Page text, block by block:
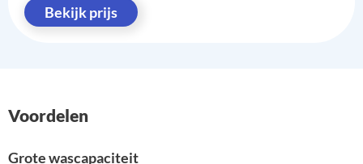
Bekijk prijs
Voordelen
Grote wascapaciteit